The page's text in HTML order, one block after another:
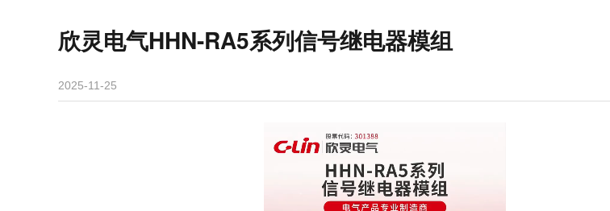
欣灵电气HHN-RA5系列信号继电器模组
2025-11-25